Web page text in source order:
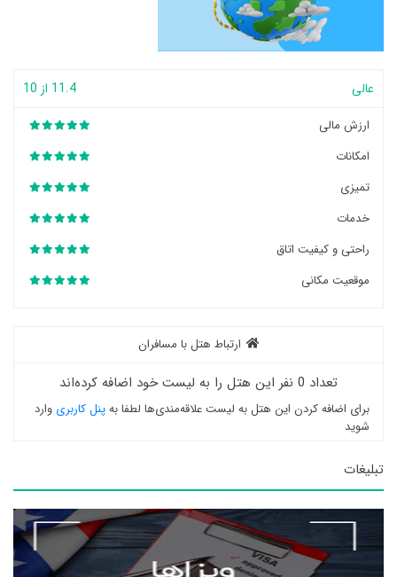
عالی 11.4 از 10
ارزش مالی
امکانات
تمیزی
خدمات
راحتی و کیفیت اتاق
موقعیت مکانی
ارتباط هتل با مسافران
تعداد 0 نفر این هتل را به لیست خود اضافه کرده‌اند
برای اضافه کردن این هتل به لیست علاقه‌مندی‌ها لطفا بهپنل کاربری وارد
شوید
تبلیغات